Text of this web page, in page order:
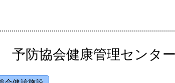
防協会健康管理センター